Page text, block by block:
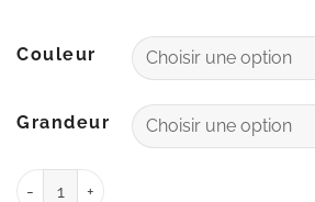
Couleur
Grandeur